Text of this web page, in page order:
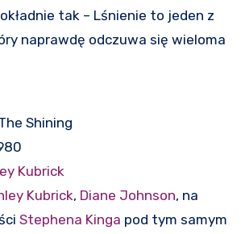
tak – Lśnienie to jeden z
naprawdę odczuwa się wieloma
Shining
Kubrick
Kubrick, Diane Johnson, na
Stephena Kinga pod tym samym